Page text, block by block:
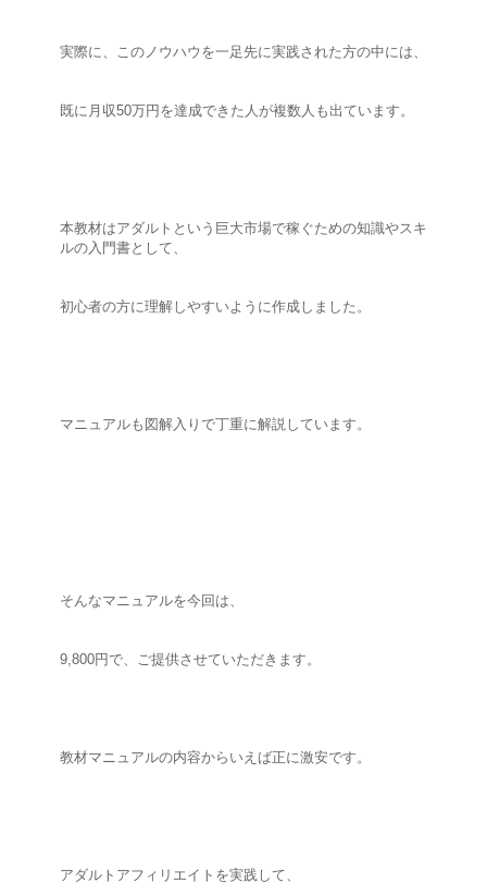
実際に、このノウハウを一足先に実践された方の中には、
既に月収50万円を達成できた人が複数人も出ています。
本教材はアダルトという巨大市場で稼ぐための知識やスキ
ルの入門書として、
初心者の方に理解しやすいように作成しました。
マニュアルも図解入りで丁重に解説しています。
そんなマニュアルを今回は、
9,800円で、ご提供させていただきます。
教材マニュアルの内容からいえば正に激安です。
アダルトアフィリエイトを実践して、